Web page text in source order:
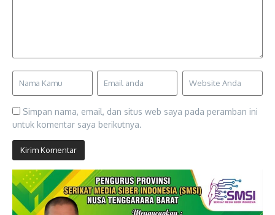
Simpan nama, email, dan situs web saya pada peramban ini
untuk komentar saya berikutnya.